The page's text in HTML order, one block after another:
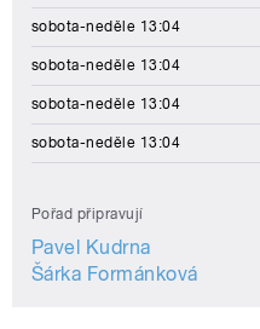
sobota-neděle 13:04
sobota-neděle 13:04
sobota-neděle 13:04
sobota-neděle 13:04
Pořad připravují
Pavel Kudrna
Šárka Formánková